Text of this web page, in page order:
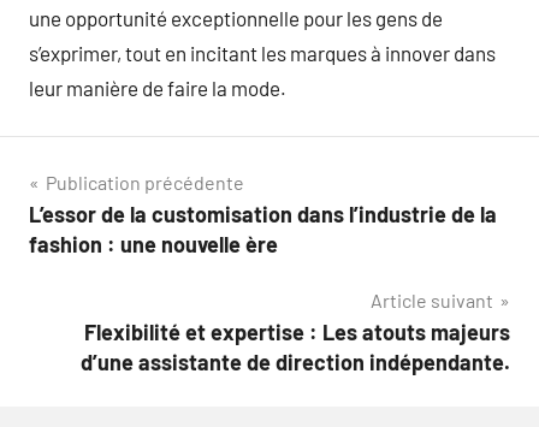
une opportunité exceptionnelle pour les gens de
s’exprimer, tout en incitant les marques à innover dans
leur manière de faire la mode.
Navigation
de
Publication précédente
L’essor de la customisation dans l’industrie de la
fashion : une nouvelle ère
Article suivant
Flexibilité et expertise : Les atouts majeurs
d’une assistante de direction indépendante.